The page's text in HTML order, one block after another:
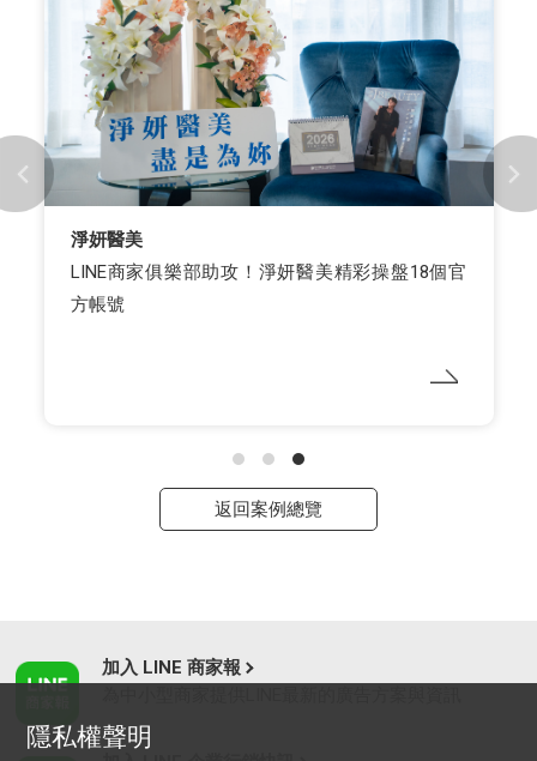
淨妍醫美
LINE商家俱樂部助攻！淨妍醫美精彩操盤18個官
方帳號
返回案例總覽
加入 LINE 商家報
隱私權聲明